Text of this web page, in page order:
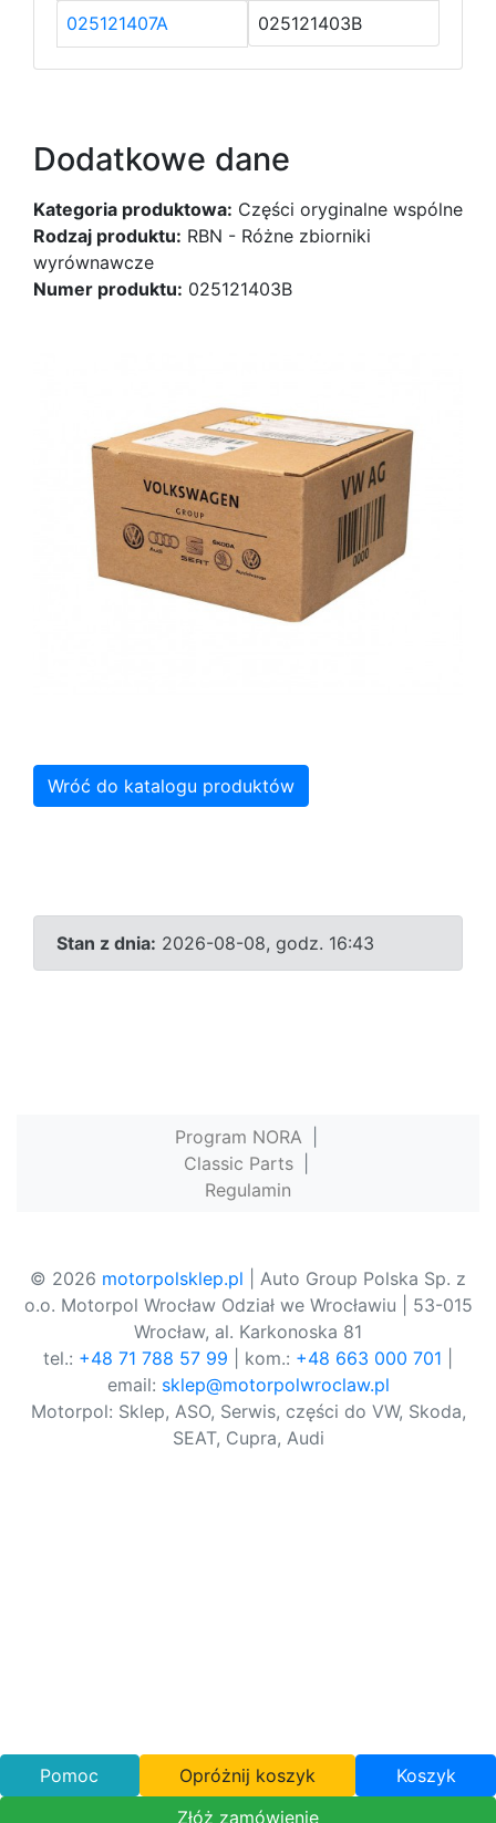
025121407A 025121403B
Dodatkowe dane
Kategoria produktowa: Części oryginalne wspólne
Rodzaj produktu: RBN - Różne zbiorniki
wyrównawcze
Numer produktu: 025121403B
Wróć do katalogu produktów
Stan z dnia: 2026-08-08, godz. 16:43
Program NORA
Classic Parts
Regulamin
© 2026 motorpolsklep.pl | Auto Group Polska Sp. z
o.o. Motorpol Wrocław Odział we Wrocławiu | 53-015
Wrocław, al. Karkonoska 81
tel.: +48 71 788 57 99 | kom.: +48 663 000 701
email: sklep@motorpolwroclaw.pl
Motorpol: Sklep, ASO, Serwis, części do VW, Skoda,
SEAT, Cupra, Audi
Pomoc Opróżnij koszyk
Koszyk
Złóż zamówienie